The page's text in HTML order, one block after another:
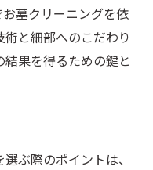
墓クリーニングを依
と細部へのこだわり
果を得るための鍵と
ぶ際のポイントは、